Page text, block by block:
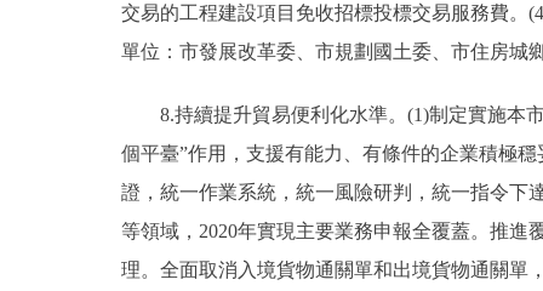
交易的工程建設項目免收招標投標交易服務費。
單位：市發展改革委、市規劃國土委、市住房城
8.持續提升貿易便利化水準。(1)制定實施本市
個平臺”作用，支援有能力、有條件的企業積極
證，統一作業系統，統一風險研判，統一指令下
等領域，2020年實現主要業務申報全覆蓋。推
理。全面取消入境貨物通關單和出境貨物通關單